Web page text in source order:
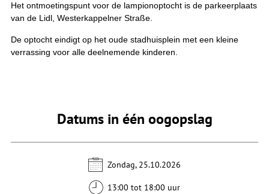
Het ontmoetingspunt voor de lampionoptocht is de parkeerplaats
van de Lidl, Westerkappelner Straße.
De optocht eindigt op het oude stadhuisplein met een kleine
verrassing voor alle deelnemende kinderen.
Datums in één oogopslag
Zondag, 25.10.2026
13:00 tot 18:00 uur